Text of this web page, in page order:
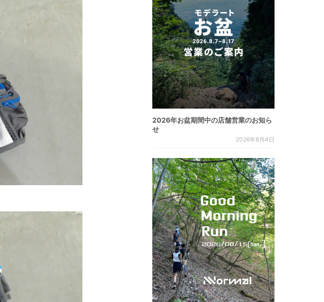
2026年お盆期間中の店舗営業のお知ら
せ
2026年8月4日